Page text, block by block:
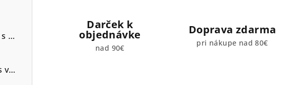
Folklórna pánska košeľa biela s modrou výšivkou vzor Kristián2
Folklórna pánska polokošeľa s výšivkou vzor Kristián tmavé odtiene
Darček k
objednávke
nad 90€
Doprava zdarma
pri nákupe nad 80€